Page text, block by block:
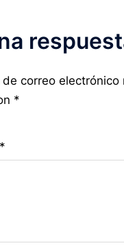
correo electrónico
*
*